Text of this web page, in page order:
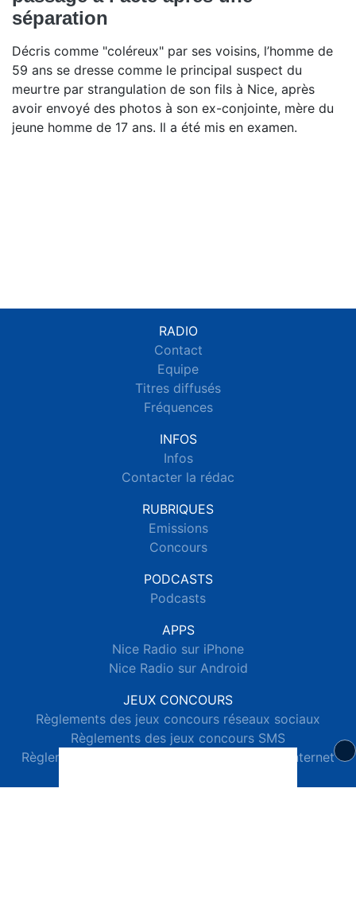
séparation
Décris comme "coléreux" par ses voisins, l’homme de
59 ans se dresse comme le principal suspect du
meurtre par strangulation de son fils à Nice, après
avoir envoyé des photos à son ex-conjointe, mère du
jeune homme de 17 ans. Il a été mis en examen.
RADIO
Contact
Equipe
Titres diffusés
Fréquences
INFOS
Infos
Contacter la rédac
RUBRIQUES
Emissions
Concours
PODCASTS
Podcasts
APPS
Nice Radio sur iPhone
Nice Radio sur Android
JEUX CONCOURS
Règlements des jeux concours réseaux sociaux
Règlements des jeux concours SMS
Règlements des jeux concours téléphone et internet